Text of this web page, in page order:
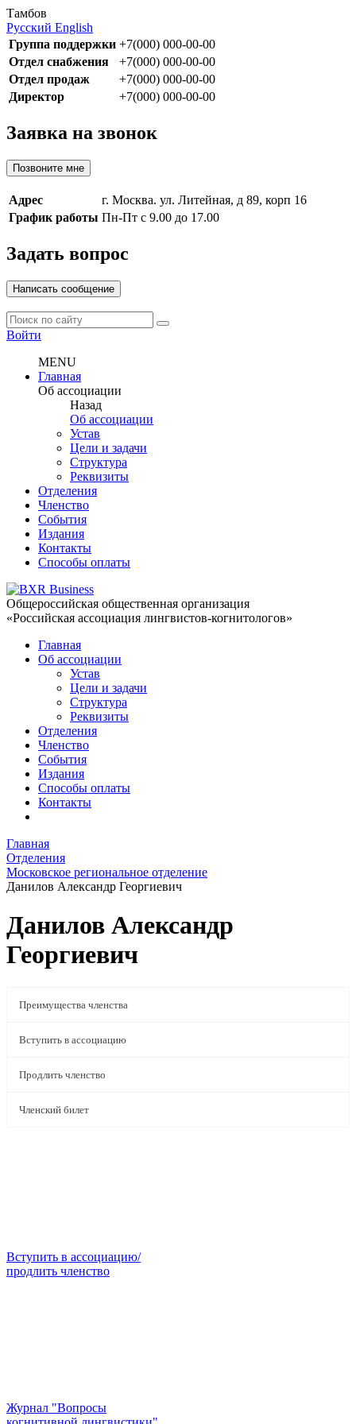
Тамбов
Русский English
Группа поддержки +7(000) 000-00-00
Отдел снабжения
+7(000) 000-00-00
Отдел продаж
+7(000) 000-00-00
Директор
+7(000) 000-00-00
Заявка на звонок
Позвоните мне
Адрес
г. Москва. ул. Литейная, д 89, корп 16
График работы Пн-Пт с 9.00 до 17.00
Задать вопрос
Написать сообщение
Войти
MENU
Главная
Об ассоциации
Назад
Об ассоциации
Устав
Цели и задачи
Структура
Реквизиты
Отделения
Членство
События
Издания
Контакты
Способы оплаты
Общероссийская общественная организация
«Российская ассоциация лингвистов-когнитологов»
Главная
Об ассоциации
Устав
Цели и задачи
Структура
Реквизиты
Отделения
Членство
События
Издания
Способы оплаты
Контакты
Главная
Отделения
Московское региональное отделение
Данилов Александр Георгиевич
Данилов Александр
Георгиевич
Преимущества членства
Вступить в ассоциацию
Продлить членство
Членский билет
Вступить в ассоциацию/
продлить членство
Журнал "Вопросы